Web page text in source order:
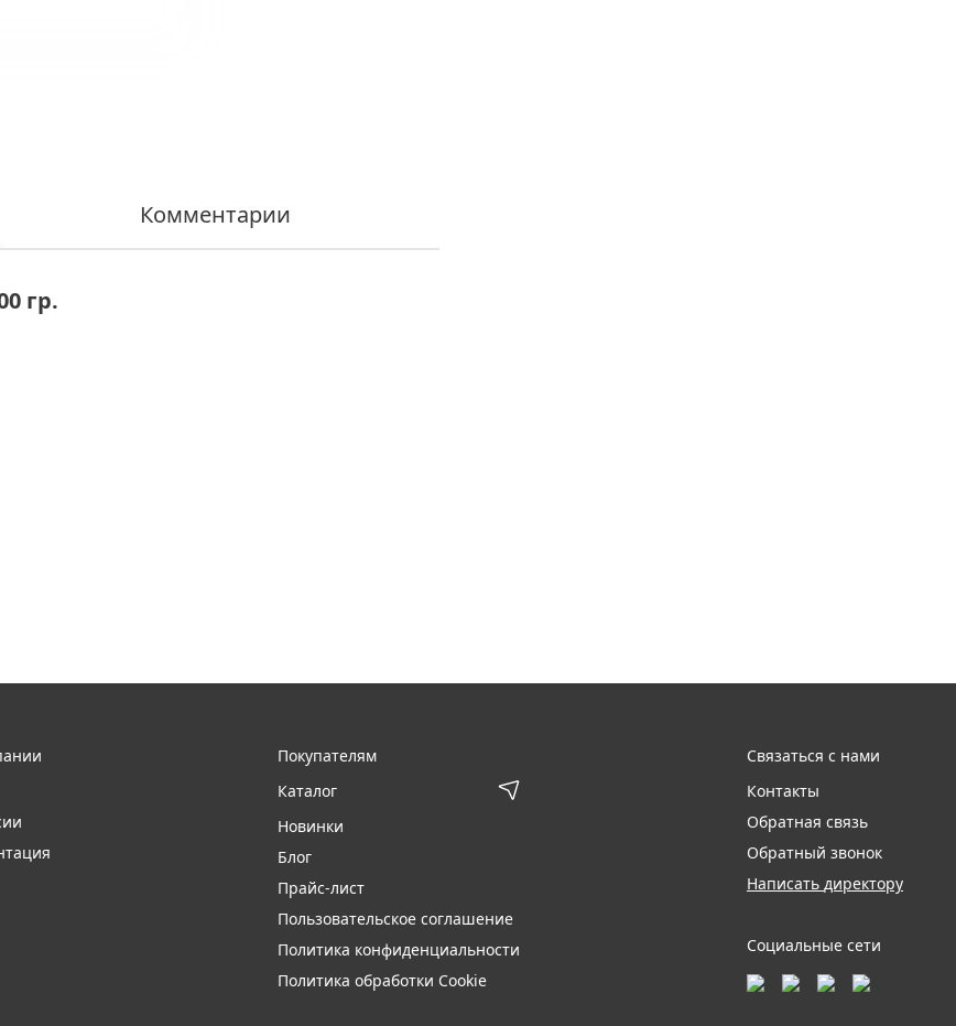
Комментарии
гр.
Покупателям
Каталог
Новинки
Блог
Прайс-лист
Пользовательское соглашение
Политика конфиденциальности
Политика обработки Cookie
Связаться с нами
Контакты
Обратная связь
Обратный звонок
Написать директору
Социальные сети